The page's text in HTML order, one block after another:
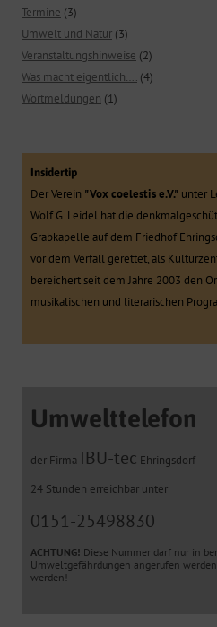
Termine (3)
Umwelt und Natur (3)
Veranstaltungshinweise (2)
Was macht eigentlich…. (4)
Wortmeldungen (1)
Insidertip
Der Verein "Vox coelestis e.V." unter
Wolf G. Leidel hat die
Grabkapelle auf dem Friedhof
vor dem Verfall gerettet, als
bereichert seit dem Jahre 2003 den
musikalischen und literarischen
Umwelttelefon
der Firma IBU-tec Ehringsdorf
24 Stunden erreichbar unter
0151-25498830
ACHTUNG! Diese Nummer darf nur in
Umweltgefährdungen angerufen
werden!